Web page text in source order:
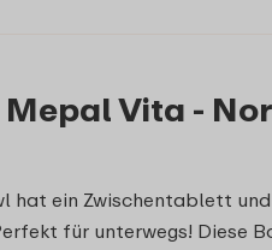
Vita -
ein Zwischentablett und
für unterwegs! Diese